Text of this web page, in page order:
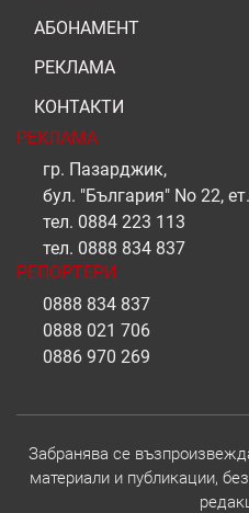
АБОНАМЕНТ
РЕКЛАМА
КОНТАКТИ
РЕКЛАМА
гр. Пазарджик,
бул. "България" No 22,
тел. 0884 223 113
тел. 0888 834 837
РЕПОРТЕРИ
0888 834 837
0888 021 706
0886 970 269
Забранява се
материали и публикации,